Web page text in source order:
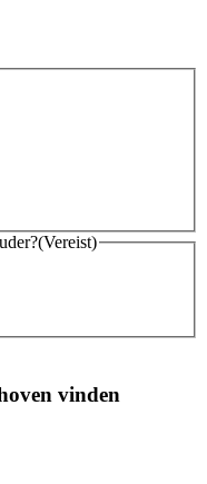
(Vereist)
vinden